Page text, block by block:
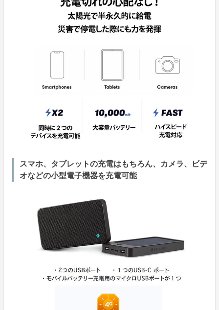
スマホ、タブレットの充電はもちろん、カメラ、ビデ
オなどの小型電子機器を充電可能